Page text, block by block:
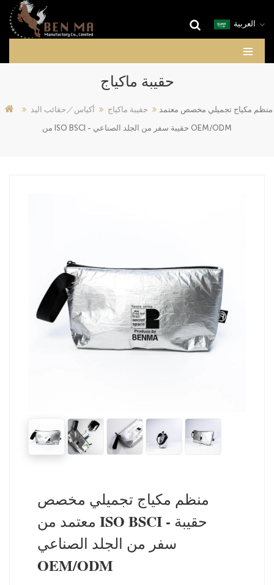
العربية
حقيبة ماكياج
أكياس／حقائب اليد حقيبة ماكياج
منظم مكياج تجميلي مخصص معتمد
من ISO BSCI - حقيبة سفر من الجلد الصناعي OEM/ODM
منظم مكياج تجميلي مخصص
معتمد من ISO BSCI - حقيبة
سفر من الجلد الصناعي
OEM/ODM